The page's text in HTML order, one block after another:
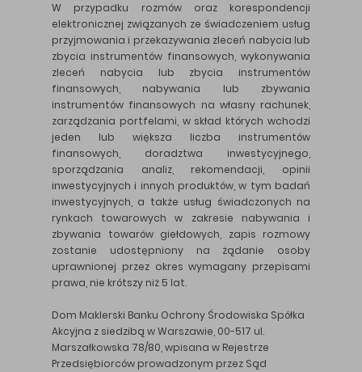
W przypadku rozmów oraz korespondencji
elektronicznej związanych ze świadczeniem usług
przyjmowania i przekazywania zleceń nabycia lub
zbycia instrumentów finansowych, wykonywania
zleceń nabycia lub zbycia instrumentów
finansowych, nabywania lub zbywania
instrumentów finansowych na własny rachunek,
zarządzania portfelami, w skład których wchodzi
jeden lub większa liczba instrumentów
finansowych, doradztwa inwestycyjnego,
sporządzania analiz, rekomendacji, opinii
inwestycyjnych i innych produktów, w tym badań
inwestycyjnych, a także usług świadczonych na
rynkach towarowych w zakresie nabywania i
zbywania towarów giełdowych, zapis rozmowy
zostanie udostępniony na żądanie osoby
uprawnionej przez okres wymagany przepisami
prawa, nie krótszy niż 5 lat.
Dom Maklerski Banku Ochrony Środowiska Spółka
Akcyjna z siedzibą w Warszawie, 00-517 ul.
Marszałkowska 78/80, wpisana w Rejestrze
Przedsiębiorców prowadzonym przez Sąd